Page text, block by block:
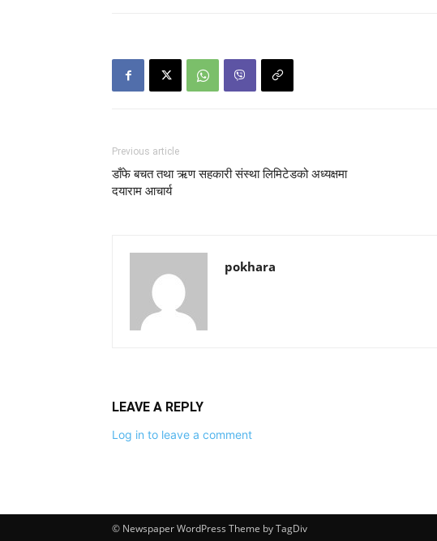
Previous article
डाँफे बचत तथा ऋण सहकारी संस्था लिमिटेडको अध्यक्षमा
दयाराम आचार्य
pokhara
LEAVE A REPLY
Log in to leave a comment
© Newspaper WordPress Theme by TagDiv